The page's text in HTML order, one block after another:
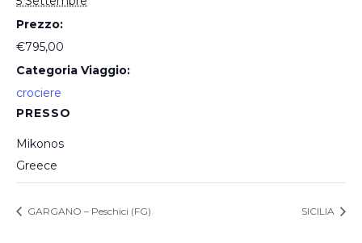
Prezzo:
€795,00
Categoria Viaggio:
crociere
PRESSO
Mikonos
Greece
GARGANO – Peschici (FG) SICILIA